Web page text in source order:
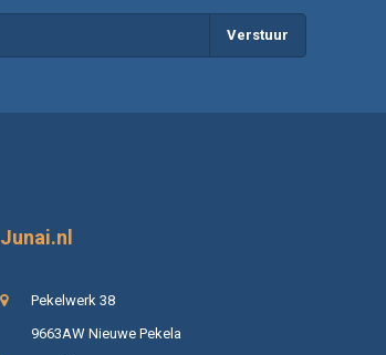
Verstuur
Junai.nl
Pekelwerk 38
9663AW Nieuwe Pekela